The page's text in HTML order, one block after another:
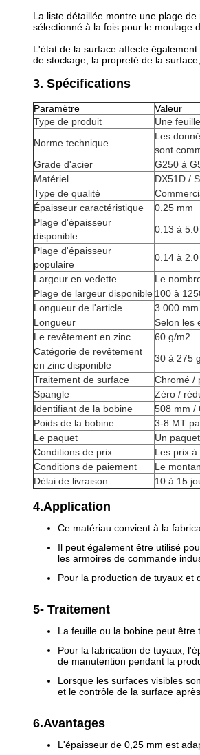
La liste détaillée montre une plage
sélectionné à la fois pour le moulage
L'état de la surface affecte
de stockage, la propreté de la
3. Spécifications
Paramètre
Valeur
Type de produit
Une
Norme technique
Les
sont
Grade d'acier
G250 à
Matériel
DX51D /
Type de qualité
Épaisseur caractéristique
0.25 mm
Plage d'épaisseur
disponible
0.13 à
Plage d'épaisseur
populaire
0.14 à
Largeur en vedette
Le
Plage de largeur disponible 100 à
Longueur de l'article
3 000 mm
Longueur
Selon les
Le revêtement en zinc
60 g/m2
Catégorie de revêtement
en zinc disponible
30 à 275
Traitement de surface
Chromé /
Spangle
Zéro /
Identifiant de la bobine
508 mm /
Poids de la bobine
3-8 MT
Le paquet
Un
Conditions de prix
Les prix
Conditions de paiement
Le
Délai de livraison
10 à 15
4.Application
Ce matériau convient à la
Il peut également être utilisé
les armoires de commande
Pour la production de tuyaux et
5- Traitement
La feuille ou la bobine peut
Pour la fabrication de tuyaux,
de manutention pendant la
Lorsque les surfaces visibles
et le contrôle de la surface
6.Avantages
L'épaisseur de 0,25 mm est